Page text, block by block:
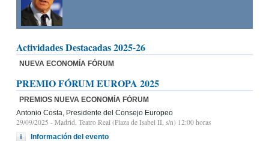
Actividades Destacadas 2025-26
NUEVA ECONOMÍA FÓRUM
PREMIO FÓRUM EUROPA 2025
PREMIOS NUEVA ECONOMÍA FÓRUM
Antonio Costa, Presidente del Consejo Europeo
29/09/2025 - Madrid, Teatro Real (Plaza de Isabel II, s/n) 12:00 horas
Información del evento